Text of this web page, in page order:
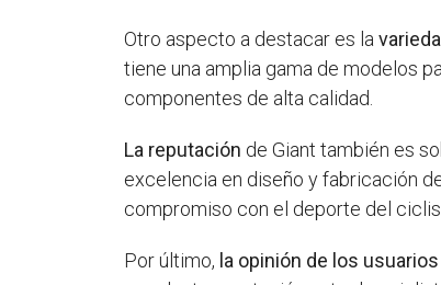
Otro aspecto a destacar es la
tiene una amplia gama de modelos
componentes de alta calidad.
La reputación de Giant también es
excelencia en diseño y fabricación
compromiso con el deporte del
Por último, la opinión de los usuarios